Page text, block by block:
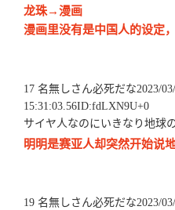
龙珠→漫画
漫画里没有是中国人的设定
17 名無しさん必死だな2023/
15:31:03.56ID:fdLXN9U+0
サイヤ人なのにいきなり地球
明明是赛亚人却突然开始说
19 名無しさん必死だな2023/